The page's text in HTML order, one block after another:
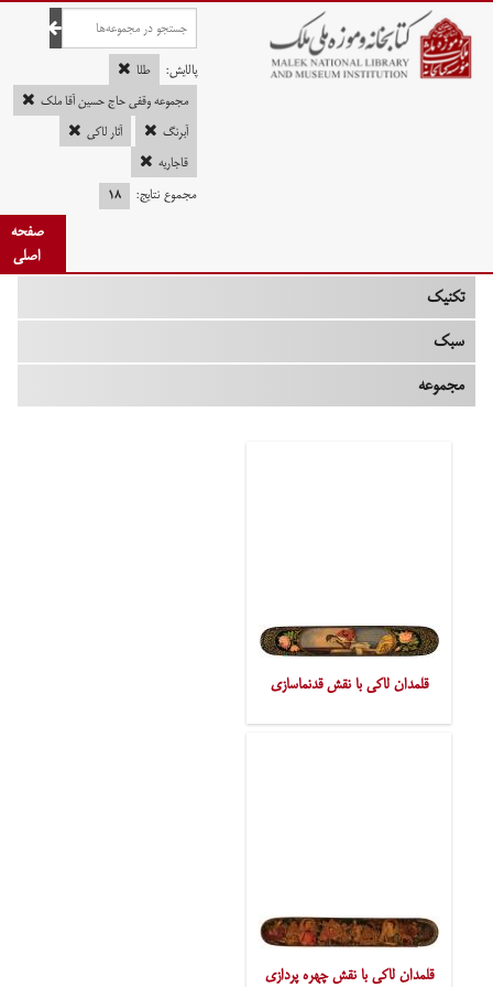
صفحه اصلی
پالایش:
طلا
مجموعه وقفی حاج حسین آقا ملک
آبرنگ
آثار لاکی
قاجاریه
مجموع نتایج:
۱۸
صفحه
اصلی
تکنیک
سبک
مجموعه
قلمدان لاکی با نقش قدنماسازی
قلمدان لاکی با نقش چهره پردازی